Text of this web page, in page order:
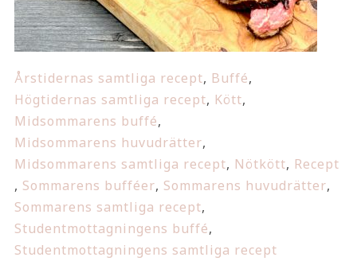
Årstidernas samtliga recept, Buffé,
Högtidernas samtliga recept, Kött,
Midsommarens buffé,
Midsommarens huvudrätter,
Midsommarens samtliga recept, Nötkött, Recept
, Sommarens bufféer, Sommarens huvudrätter,
Sommarens samtliga recept,
Studentmottagningens buffé,
Studentmottagningens samtliga recept